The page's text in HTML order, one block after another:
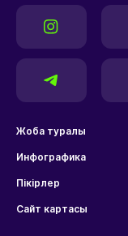
Жоба туралы
Инфографика
Пікірлер
Сайт картасы